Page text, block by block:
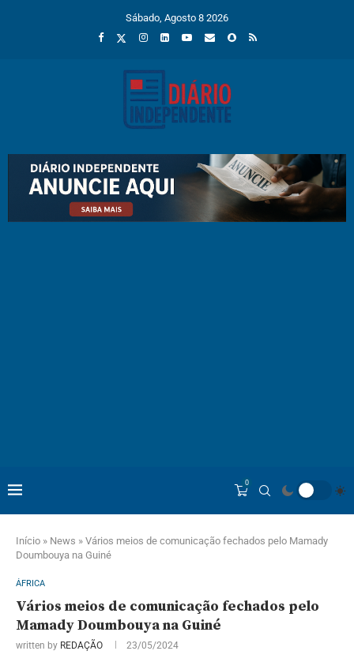
Sábado, Agosto 8 2026
0
Início » News » Vários meios de comunicação fechados pelo Mamady
Doumbouya na Guiné
ÁFRICA
Vários meios de comunicação fechados pelo
Mamady Doumbouya na Guiné
written by REDAÇÃO 23/05/2024